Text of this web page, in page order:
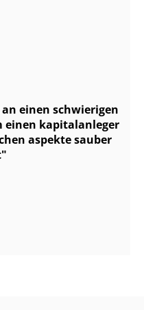
einen schwierigen
einen kapitalanleger
aspekte sauber